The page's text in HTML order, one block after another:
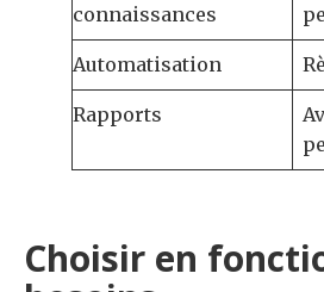
connaissances
Automatisation
Rapports
Choisir en